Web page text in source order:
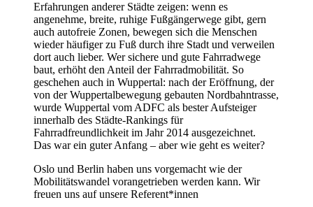
Erfahrungen anderer Städte zeigen: wenn es
angenehme, breite, ruhige Fußgängerwege gibt, gern
auch autofreie Zonen, bewegen sich die Menschen
wieder häufiger zu Fuß durch ihre Stadt und verweilen
dort auch lieber. Wer sichere und gute Fahrradwege
baut, erhöht den Anteil der Fahrradmobilität. So
geschehen auch in Wuppertal: nach der Eröffnung, der
von der Wuppertalbewegung gebauten Nordbahntrasse,
wurde Wuppertal vom ADFC als bester Aufsteiger
innerhalb des Städte-Rankings für
Fahrradfreundlichkeit im Jahr 2014 ausgezeichnet.
Das war ein guter Anfang – aber wie geht es weiter?
Oslo und Berlin haben uns vorgemacht wie der
Mobilitätswandel vorangetrieben werden kann. Wir
freuen uns auf unsere Referent*innen